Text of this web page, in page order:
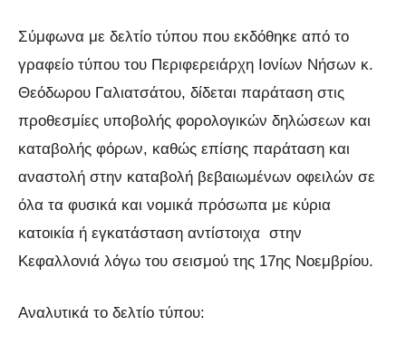
Σύμφωνα με δελτίο τύπου που εκδόθηκε από το
γραφείο τύπου του Περιφερειάρχη Ιονίων Νήσων κ.
Θεόδωρου Γαλιατσάτου, δίδεται παράταση στις
προθεσμίες υποβολής φορολογικών δηλώσεων και
καταβολής φόρων, καθώς επίσης παράταση και
αναστολή στην καταβολή βεβαιωμένων οφειλών σε
όλα τα φυσικά και νομικά πρόσωπα με κύρια
κατοικία ή εγκατάσταση αντίστοιχα στην
Κεφαλλονιά λόγω του σεισμού της 17ης Νοεμβρίου.
Αναλυτικά το δελτίο τύπου: